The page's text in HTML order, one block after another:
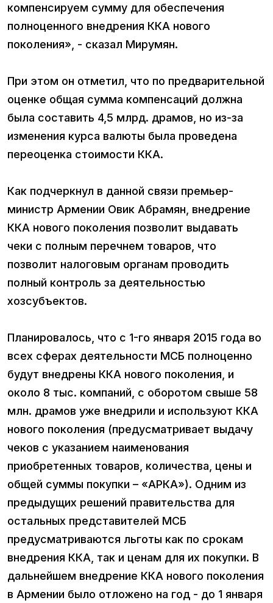
компенсируем сумму для обеспечения
полноценного внедрения ККА нового
поколения», - сказал Мирумян.
При этом он отметил, что по предварительной
оценке общая сумма компенсаций должна
была составить 4,5 млрд. драмов, но из-за
изменения курса валюты была проведена
переоценка стоимости ККА.
Как подчеркнул в данной связи премьер-
министр Армении Овик Абрамян, внедрение
ККА нового поколения позволит выдавать
чеки с полным перечнем товаров, что
позволит налоговым органам проводить
полный контроль за деятельностью
хозсубъектов.
Планировалось, что с 1-го января 2015 года во
всех сферах деятельности МСБ полноценно
будут внедрены ККА нового поколения, и
около 8 тыс. компаний, с оборотом свыше 58
млн. драмов уже внедрили и используют ККА
нового поколения (предусматривает выдачу
чеков с указанием наименования
приобретенных товаров, количества, цены и
общей суммы покупки – «АРКА»). Одним из
предыдущих решений правительства для
остальных представителей МСБ
предусматриваются льготы как по срокам
внедрения ККА, так и ценам для их покупки. В
дальнейшем внедрение ККА нового поколения
в Армении было отложено на год - до 1 января